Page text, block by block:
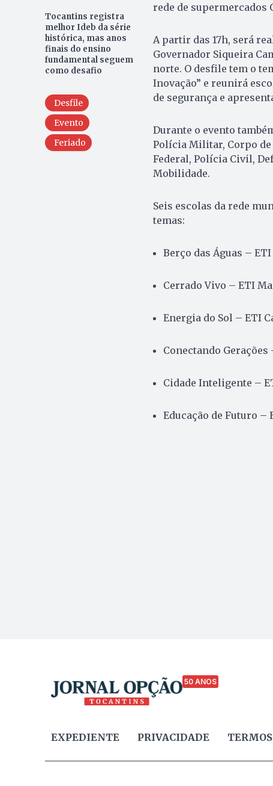
Tocantins registra
melhor Ideb da série
histórica, mas anos
finais do ensino
fundamental seguem
como desafio
Desfile
Evento
Feriado
rede de supermercados
A partir das 17h, será
Governador Siqueira
norte. O desfile tem o
Inovação” e reunirá
de segurança e
Durante o evento
Polícia Militar, Corpo
Federal, Polícia Civil,
Mobilidade.
Seis escolas da rede
temas:
Berço das Águas –
Cerrado Vivo – ETI
Energia do Sol – ETI
Conectando
Cidade Inteligente –
Educação de Futuro
50 ANOS
EXPEDIENTE PRIVACIDADE